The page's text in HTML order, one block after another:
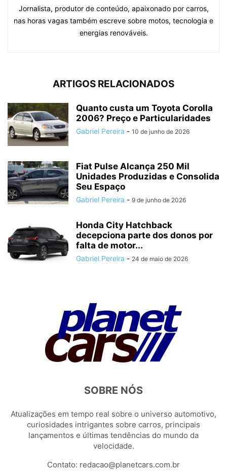
Jornalista, produtor de conteúdo, apaixonado por carros,
nas horas vagas também escreve sobre motos, tecnologia e
energias renováveis.
ARTIGOS RELACIONADOS
Quanto custa um Toyota Corolla
2006? Preço e Particularidades
Gabriel Pereira - 10 de junho de 2026
Fiat Pulse Alcança 250 Mil
Unidades Produzidas e Consolida
Seu Espaço
Gabriel Pereira - 9 de junho de 2026
Honda City Hatchback
decepciona parte dos donos por
falta de motor...
Gabriel Pereira - 24 de maio de 2026
SOBRE NÓS
Atualizações em tempo real sobre o universo automotivo,
curiosidades intrigantes sobre carros, principais
lançamentos e últimas tendências do mundo da
velocidade.
Contato: redacao@planetcars.com.br